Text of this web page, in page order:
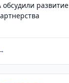
развитие